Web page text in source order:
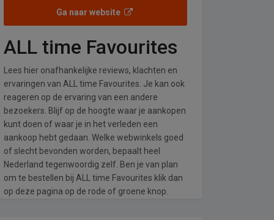
Ga naar website
ALL time Favourites
Lees hier onafhankelijke reviews, klachten en
ervaringen van ALL time Favourites. Je kan ook
reageren op de ervaring van een andere
bezoekers. Blijf op de hoogte waar je aankopen
kunt doen of waar je in het verleden een
aankoop hebt gedaan. Welke webwinkels goed
of slecht bevonden worden, bepaalt heel
Nederland tegenwoordig zelf. Ben je van plan
om te bestellen bij ALL time Favourites klik dan
op deze pagina op de rode of groene knop.